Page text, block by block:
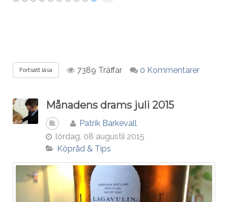
Fortsätt läsa 7389 Träffar 0 Kommentarer
Månadens drams juli 2015
Patrik Barkevall
lördag, 08 augustii 2015
Köpråd & Tips